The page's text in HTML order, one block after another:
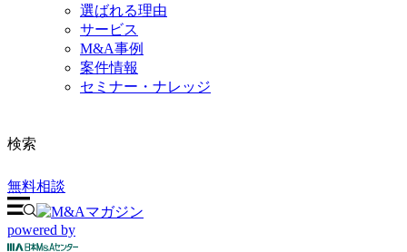
選ばれる理由
サービス
M&A事例
案件情報
セミナー・ナレッジ
検索
無料相談
powered by